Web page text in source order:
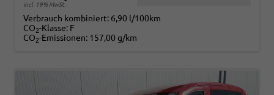
incl. 19% MwSt.
Verbrauch kombiniert: 6,90 l/100km
CO2-Klasse: F
CO2-Emissionen: 157,00 g/km